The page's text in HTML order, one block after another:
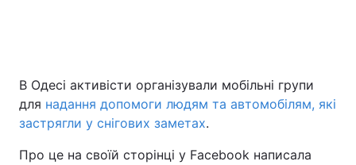
В Одесі активісти організували мобільні групи
для надання допомоги людям та автомобілям, які
застрягли у снігових заметах.
Про це на своїй сторінці у Facebook написала